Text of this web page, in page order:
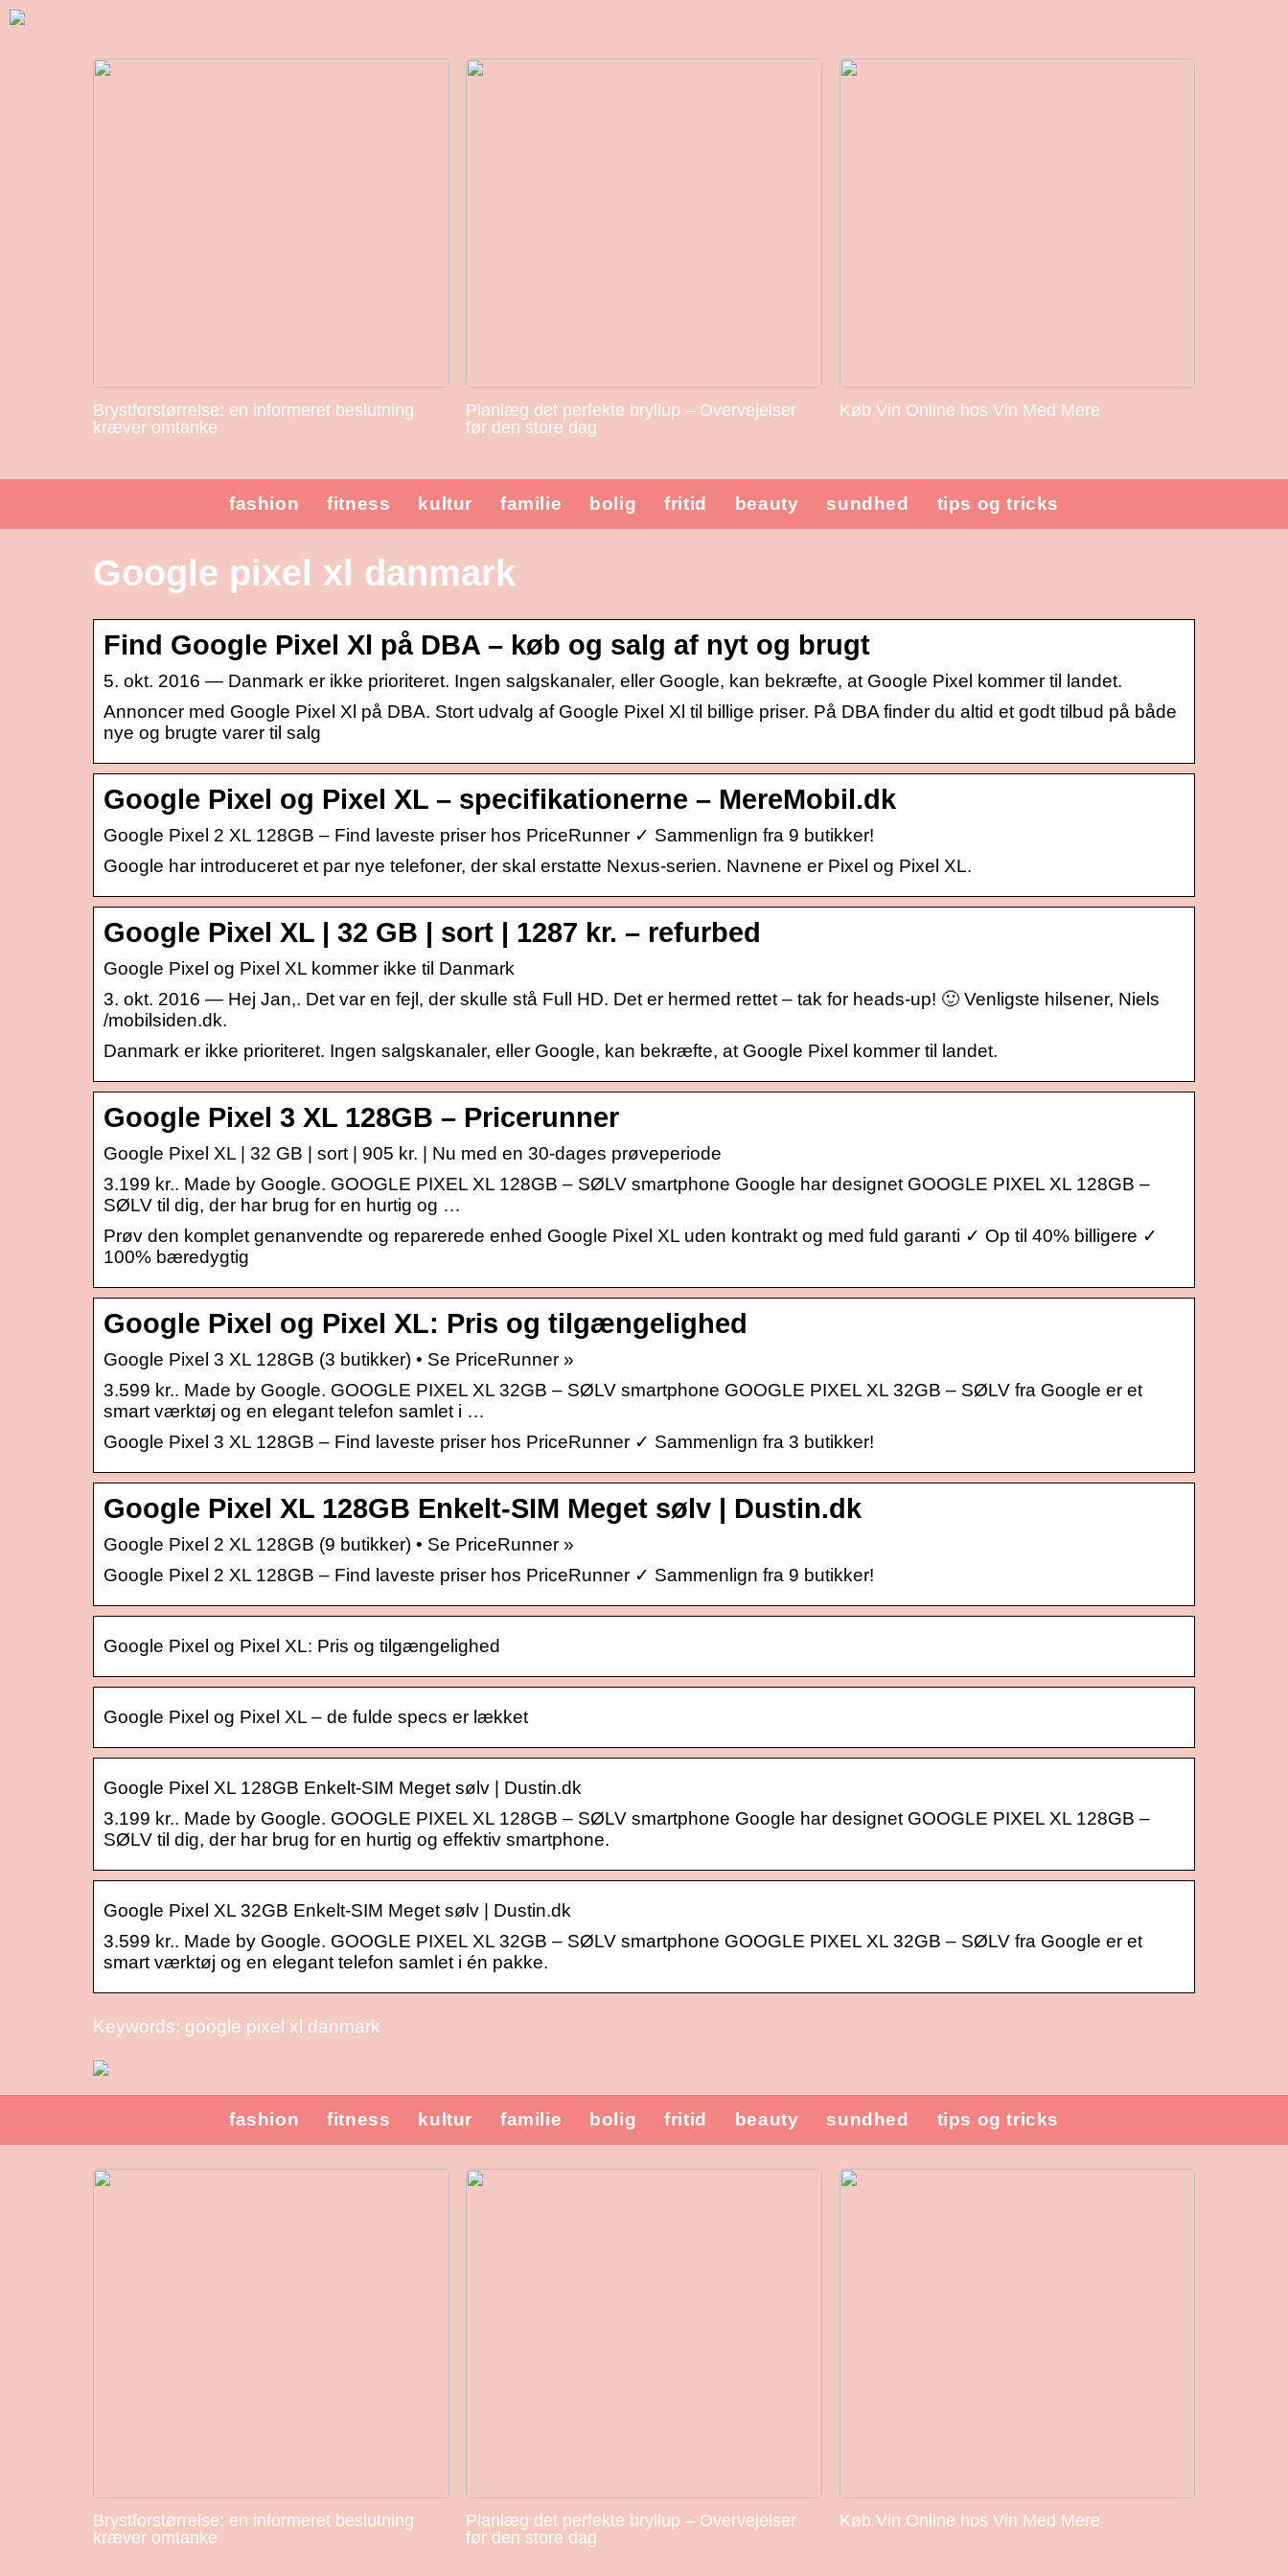
Brystforstørrelse: en informeret beslutning
kræver omtanke
Planlæg det perfekte bryllup – Overvejelser
før den store dag
Køb Vin Online hos Vin Med Mere
fashion fitness kultur familie bolig fritid beauty sundhed tips og tricks
Google pixel xl danmark
Find Google Pixel Xl på DBA – køb og salg af nyt og brugt
5. okt. 2016 — Danmark er ikke prioriteret. Ingen salgskanaler, eller Google, kan bekræfte, at Google Pixel kommer til landet.
Annoncer med Google Pixel Xl på DBA. Stort udvalg af Google Pixel Xl til billige priser. På DBA finder du altid et godt tilbud på både
nye og brugte varer til salg
Google Pixel og Pixel XL – specifikationerne – MereMobil.dk
Google Pixel 2 XL 128GB – Find laveste priser hos PriceRunner ✓ Sammenlign fra 9 butikker!
Google har introduceret et par nye telefoner, der skal erstatte Nexus-serien. Navnene er Pixel og Pixel XL.
Google Pixel XL | 32 GB | sort | 1287 kr. – refurbed
Google Pixel og Pixel XL kommer ikke til Danmark
3. okt. 2016 — Hej Jan,. Det var en fejl, der skulle stå Full HD. Det er hermed rettet – tak for heads-up! 🙂 Venligste hilsener, Niels
/mobilsiden.dk.
Danmark er ikke prioriteret. Ingen salgskanaler, eller Google, kan bekræfte, at Google Pixel kommer til landet.
Google Pixel 3 XL 128GB – Pricerunner
Google Pixel XL | 32 GB | sort | 905 kr. | Nu med en 30-dages prøveperiode
3.199 kr.. Made by Google. GOOGLE PIXEL XL 128GB – SØLV smartphone Google har designet GOOGLE PIXEL XL 128GB –
SØLV til dig, der har brug for en hurtig og …
Prøv den komplet genanvendte og reparerede enhed Google Pixel XL uden kontrakt og med fuld garanti ✓ Op til 40% billigere ✓
100% bæredygtig
Google Pixel og Pixel XL: Pris og tilgængelighed
Google Pixel 3 XL 128GB (3 butikker) • Se PriceRunner »
3.599 kr.. Made by Google. GOOGLE PIXEL XL 32GB – SØLV smartphone GOOGLE PIXEL XL 32GB – SØLV fra Google er et
smart værktøj og en elegant telefon samlet i …
Google Pixel 3 XL 128GB – Find laveste priser hos PriceRunner ✓ Sammenlign fra 3 butikker!
Google Pixel XL 128GB Enkelt-SIM Meget sølv | Dustin.dk
Google Pixel 2 XL 128GB (9 butikker) • Se PriceRunner »
Google Pixel 2 XL 128GB – Find laveste priser hos PriceRunner ✓ Sammenlign fra 9 butikker!
Google Pixel og Pixel XL: Pris og tilgængelighed
Google Pixel og Pixel XL – de fulde specs er lækket
Google Pixel XL 128GB Enkelt-SIM Meget sølv | Dustin.dk
3.199 kr.. Made by Google. GOOGLE PIXEL XL 128GB – SØLV smartphone Google har designet GOOGLE PIXEL XL 128GB –
SØLV til dig, der har brug for en hurtig og effektiv smartphone.
Google Pixel XL 32GB Enkelt-SIM Meget sølv | Dustin.dk
3.599 kr.. Made by Google. GOOGLE PIXEL XL 32GB – SØLV smartphone GOOGLE PIXEL XL 32GB – SØLV fra Google er et
smart værktøj og en elegant telefon samlet i én pakke.
Keywords: google pixel xl danmark
fashion fitness kultur familie bolig fritid beauty sundhed tips og tricks
Brystforstørrelse: en informeret beslutning
kræver omtanke
Planlæg det perfekte bryllup – Overvejelser
før den store dag
Køb Vin Online hos Vin Med Mere